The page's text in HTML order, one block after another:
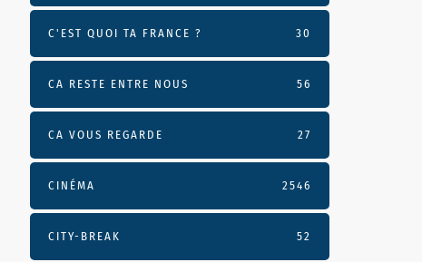
C'EST QUOI TA FRANCE ? 30
CA RESTE ENTRE NOUS 56
CA VOUS REGARDE 27
CINÉMA 2546
CITY-BREAK 52